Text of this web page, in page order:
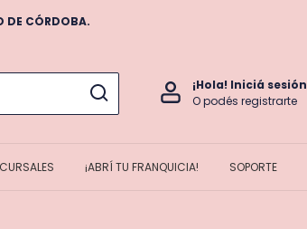
DE CÓRDOBA.
¡Hola! Iniciá sesión
O podés registrarte
¡ABRÍ TU FRANQUICIA! SOPORTE